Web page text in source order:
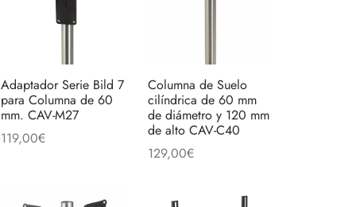
Adaptador Serie Bild 7
para Columna de 60
mm. CAV-M27
119,00€
Columna de Suelo
cilíndrica de 60 mm
de diámetro y 120 mm
de alto CAV-C40
129,00€